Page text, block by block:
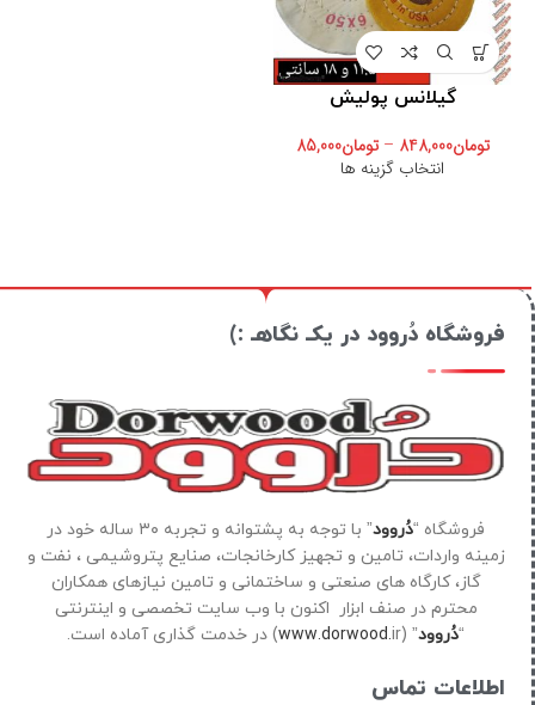
گیلانس پولیش
تومان848,000
– تومان85,000
انتخاب گزینه ها
فروشگاه دُروود در یکـ نگاهـ :)
فروشگاه “دُروود
” با توجه به پشتوانه و تجربه ۳۰ ساله خود در
زمینه واردات، تامین و تجهیز کارخانجات، صنایع پتروشیمی ، نفت و
گاز، کارگاه های صنعتی و ساختمانی و تامین نیازهای همکاران
محترم در صنف ابزار اکنون با وب سایت تخصصی و اینترنتی
“دُروود” (
www.dorwood.ir) در خدمت گذاری آماده است.
اطلاعات تماس